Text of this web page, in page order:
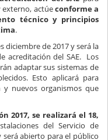
externo, actúeconforme a
técnico y principios
.
diciembre de 2017 y será la
acreditación del SAE. Los
adaptar sus sistemas de
Esto aplicará para
y nuevos organismos que
2017, se realizará el 18,
del Servicio de
será abierto para el público